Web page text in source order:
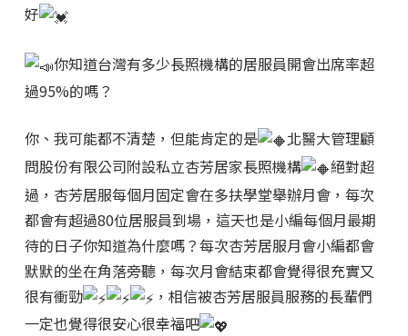
好
你知道台灣有多少長照機構的居服員開會出席率超
過95%的嗎？
你、我可能都不清楚，但能肯定的是
北醫大管理顧
問股份有限公司附設私立杏芳居家長照機構
絕對超
過，杏芳居服每個月固定會在多扶學堂舉辦月會，每次
都會有超過80位居服員到場，這天也是小編每個月最期
待的日子你知道為什麼嗎？每次杏芳居服月會小編都會
默默的坐在角落旁聽，每次月會結束都會覺得很充實又
很有衝勁
，相信被杏芳居服員服務的長輩們
一定也覺得很安心很幸福吧